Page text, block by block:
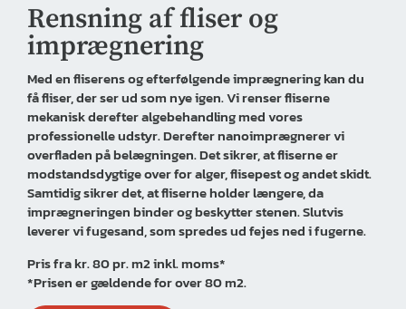
Rensning af fliser og
imprægnering
Med en fliserens og efterfølgende imprægnering kan du
få fliser, der ser ud som nye igen. Vi renser fliserne
mekanisk derefter algebehandling med vores
professionelle udstyr. Derefter nanoimprægnerer vi
overfladen på belægningen. Det sikrer, at fliserne er
modstandsdygtige over for alger, flisepest og andet skidt.
Samtidig sikrer det, at fliserne holder længere, da
imprægneringen binder og beskytter stenen. Slutvis
leverer vi fugesand, som spredes ud fejes ned i fugerne.
Pris fra kr. 80 pr. m2 inkl. moms*
*Prisen er gældende for over 80 m2.